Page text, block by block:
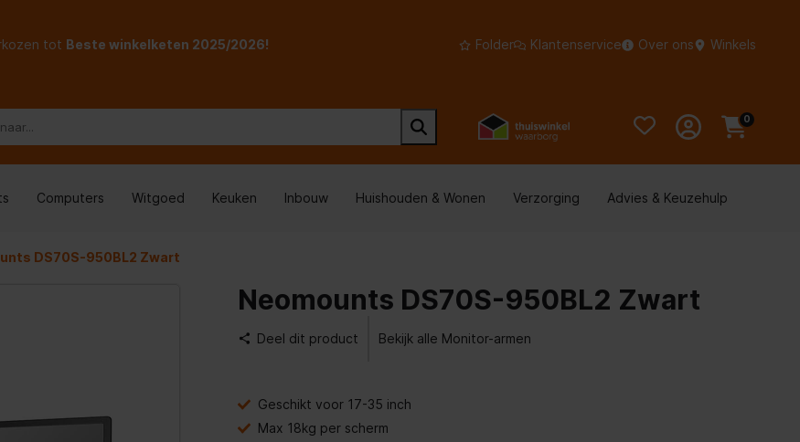
tot Beste winkelketen 2025/2026! Folder Klantenservice Over ons Winkels
0
Computers Witgoed Keuken Inbouw Huishouden & Wonen Verzorging Advies & Keuzehulp
DS70S-950BL2 Zwart
Neomounts DS70S-950BL2 Zwart
Deel dit product Bekijk alle Monitor-armen
Geschikt voor 17-35 inch
Max 18kg per scherm